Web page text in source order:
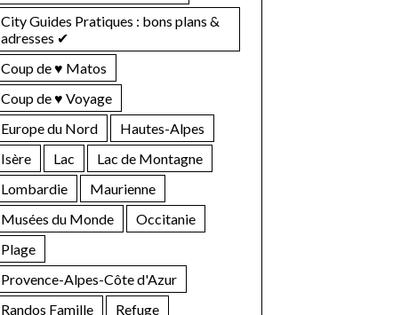
City Guides Pratiques : bons plans &
adresses ✔︎
Coup de ♥ Matos
Coup de ♥ Voyage
Europe du Nord
Hautes-Alpes
Isère
Lac
Lac de Montagne
Lombardie
Maurienne
Musées du Monde
Occitanie
Plage
Provence-Alpes-Côte d'Azur
Randos Famille
Refuge